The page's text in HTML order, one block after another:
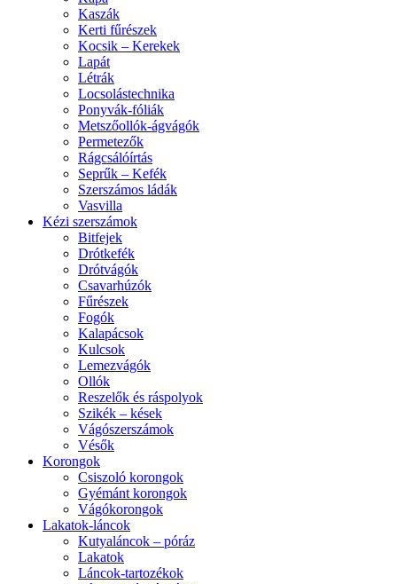
Kaszák
Kerti fűrészek
Kocsik – Kerekek
Lapát
Létrák
Locsolástechnika
Ponyvák-fóliák
Metszőollók-ágvágók
Permetezők
Rágcsálóírtás
Seprűk – Kefék
Szerszámos ládák
Vasvilla
Kézi szerszámok
Bitfejek
Drótkefék
Drótvágók
Csavarhúzók
Fűrészek
Fogók
Kalapácsok
Kulcsok
Lemezvágók
Ollók
Reszelők és ráspolyok
Szikék – kések
Vágószerszámok
Vésők
Korongok
Csiszoló korongok
Gyémánt korongok
Vágókorongok
Lakatok-láncok
Kutyaláncok – póráz
Lakatok
Láncok-tartozékok